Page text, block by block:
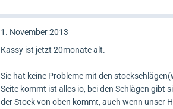
1. November 2013
Kassy ist jetzt 20monate alt.
Sie hat keine Probleme mit den
Seite kommt ist alles io, bei den Schlägen gibt
der Stock von oben kommt, auch wenn unser